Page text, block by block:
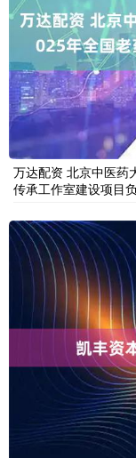
万达配资 北京中医药
传承工作室建设项目